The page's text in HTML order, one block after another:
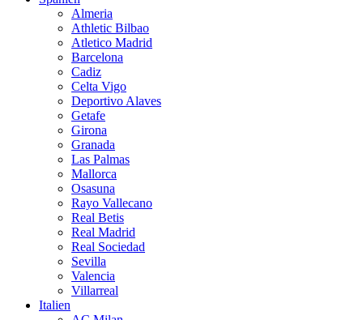
Almeria
Athletic Bilbao
Atletico Madrid
Barcelona
Cadiz
Celta Vigo
Deportivo Alaves
Getafe
Girona
Granada
Las Palmas
Mallorca
Osasuna
Rayo Vallecano
Real Betis
Real Madrid
Real Sociedad
Sevilla
Valencia
Villarreal
Italien